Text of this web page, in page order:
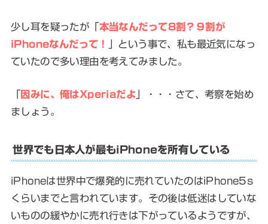
少し耳を疑ったが「本当なんだって8割？９割が
iPhoneなんだって！
」という事で、私も最近気になっ
ていたので多い理由を考えてみました。
「因みに、俺はXperiaだよ 」・・・さて、考察を始め
ましょう。
世界でも日本人が最もiPhoneを所有している
iPhoneは世界中で爆発的に売れていたのはiPhone5s
くらいまでと言われています。その後は低迷はしていな
いものの緩やかに売れ行きは下がっているようですが、